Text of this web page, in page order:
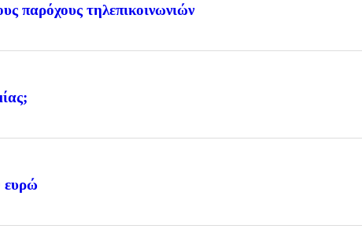
παρόχους τηλεπικοινωνιών
ευρώ